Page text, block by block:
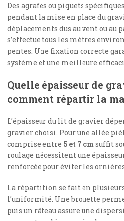
Des agrafes ou piquets
pendant la mise en place du
déplacements dus au vent ou au
s’effectue tous les mètres
pentes. Une fixation correcte
système et une meilleure
Quelle épaisseur de
comment répartir la
L’épaisseur du lit de gravier
gravier choisi. Pour une allée
comprise entre 5 et 7 cmsuffit
roulage nécessitent une
renforcée pour éviter les
La répartition se fait en plusieurs
l’uniformité. Une brouette
puis un râteau assure une